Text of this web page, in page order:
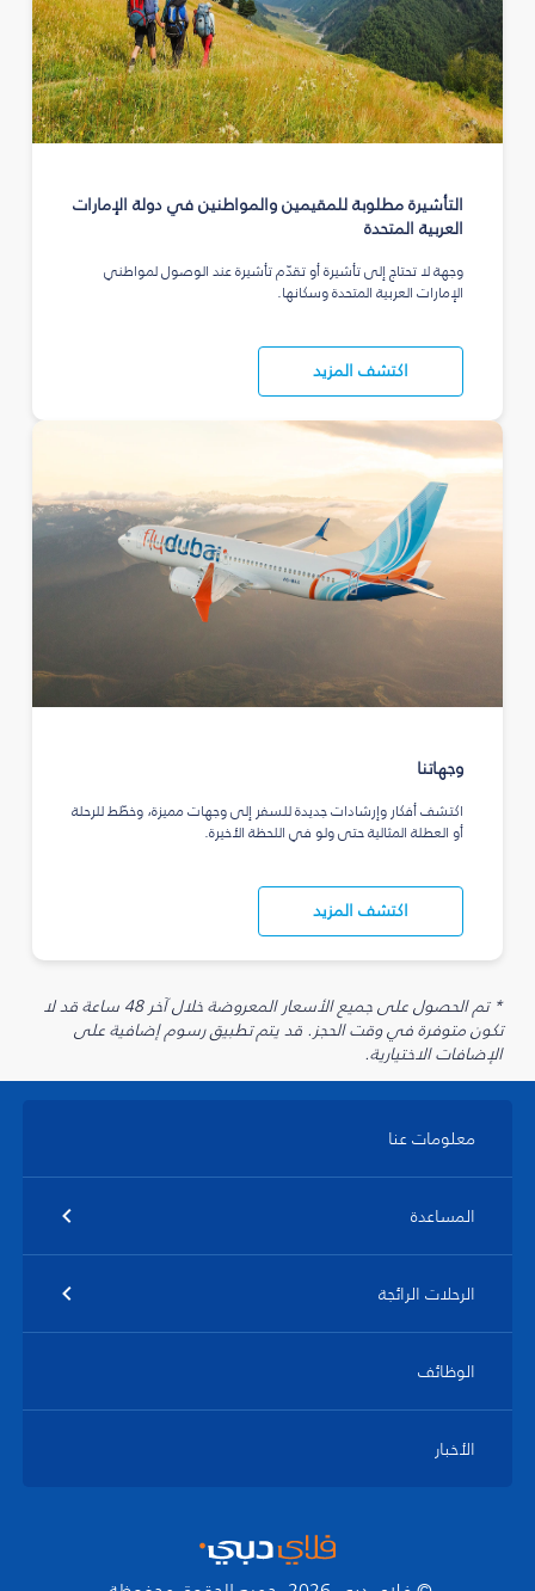
التأشيرة مطلوبة للمقيمين والمواطنين في دولة الإمارات
العربية المتحدة
وجهة لا تحتاج إلى تأشيرة أو تقدّم تأشيرة عند الوصول لمواطني
الإمارات العربية المتحدة وسكانها.
اكتشف المزيد
وجهاتنا
اكتشف أفكار وإرشادات جديدة للسفر إلى وجهات مميزة، وخطّط للرحلة
أو العطلة المثالية حتى ولو في اللحظة الأخيرة.
اكتشف المزيد
* تم الحصول على جميع الأسعار المعروضة خلال آخر 48 ساعة قد لا
تكون متوفرة في وقت الحجز. قد يتم تطبيق رسوم إضافية على
الإضافات الاختيارية.
معلومات عنا
المساعدة
الرحلات الرائجة
الوظائف
الأخبار